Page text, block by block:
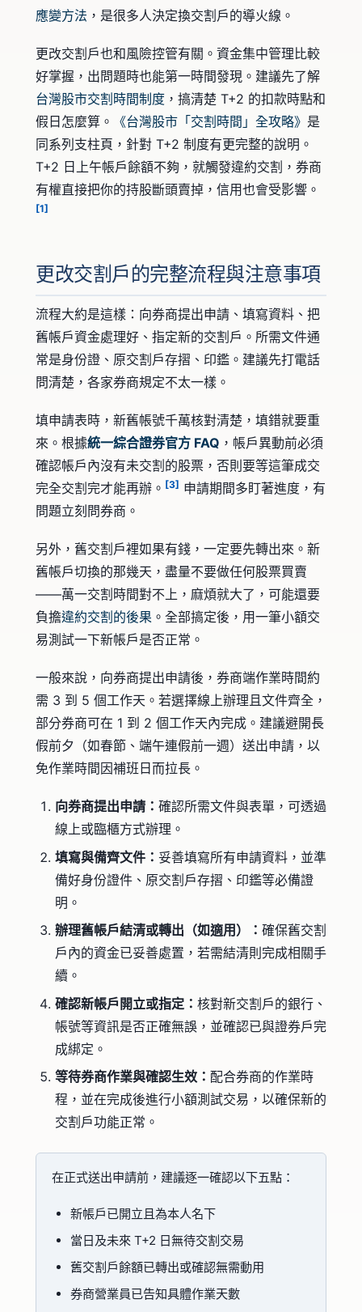
應變方法 ，是很多人決定換交割戶的導火線。
更改交割戶也和風險控管有關。資金集中管理比較
好掌握，出問題時也能第一時間發現。建議先了解
台灣股市交割時間制度 ，搞清楚 T+2 的扣款時點和
假日怎麼算。
《台灣股市「交割時間」全攻略》 是
同系列支柱頁，針對 T+2 制度有更完整的說明。
T+2 日上午帳戶餘額不夠，就觸發違約交割，券商
有權直接把你的持股斷頭賣掉，信用也會受影響。
[1]
更改交割戶的完整流程與注意事項
流程大約是這樣：向券商提出申請、填寫資料、把
舊帳戶資金處理好、指定新的交割戶。所需文件通
常是身份證、原交割戶存摺、印鑑。建議先打電話
問清楚，各家券商規定不太一樣。
填申請表時，新舊帳號千萬核對清楚，填錯就要重
來。根據統一綜合證券官方 FAQ ，帳戶異動前必須
確認帳戶內沒有未交割的股票，否則要等這筆成交
完全交割完才能再辦。 [3] 申請期間多盯著進度，有
問題立刻問券商。
另外，舊交割戶裡如果有錢，一定要先轉出來。新
舊帳戶切換的那幾天，盡量不要做任何股票買賣
——萬一交割時間對不上，麻煩就大了，可能還要
負擔違約交割的後果 。全部搞定後，用一筆小額交
易測試一下新帳戶是否正常。
一般來說，向券商提出申請後，券商端作業時間約
需 3 到 5 個工作天。若選擇線上辦理且文件齊全，
部分券商可在 1 到 2 個工作天內完成。建議避開長
假前夕（如春節、端午連假前一週）送出申請，以
免作業時間因補班日而拉長。
向券商提出申請： 確認所需文件與表單，可透過
線上或臨櫃方式辦理。
填寫與備齊文件： 妥善填寫所有申請資料，並準
備好身份證件、原交割戶存摺、印鑑等必備證
明。
辦理舊帳戶結清或轉出（如適用）： 確保舊交割
戶內的資金已妥善處置，若需結清則完成相關手
續。
確認新帳戶開立或指定： 核對新交割戶的銀行、
帳號等資訊是否正確無誤，並確認已與證券戶完
成綁定。
等待券商作業與確認生效： 配合券商的作業時
程，並在完成後進行小額測試交易，以確保新的
交割戶功能正常。
在正式送出申請前，建議逐一確認以下五點：
新帳戶已開立且為本人名下
當日及未來 T+2 日無待交割交易
舊交割戶餘額已轉出或確認無需動用
券商營業員已告知具體作業天數